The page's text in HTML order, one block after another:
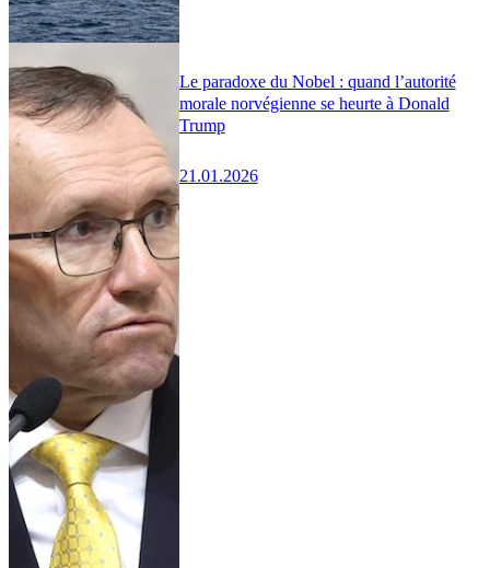
Le paradoxe du Nobel : quand l’autorité
morale norvégienne se heurte à Donald
Trump
21.01.2026